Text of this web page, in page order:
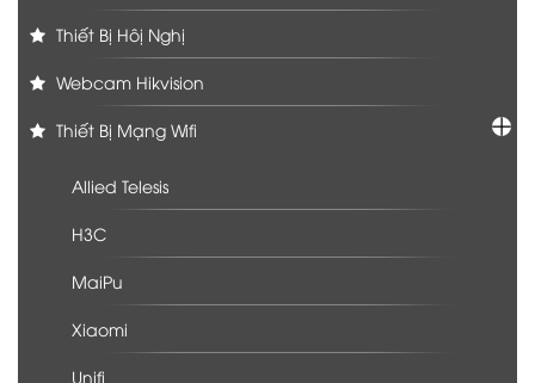
Thiết Bị Hôị Nghị
Webcam Hikvision
Thiết Bị Mạng Wifi
Allied Telesis
H3C
MaiPu
Xiaomi
Unifi